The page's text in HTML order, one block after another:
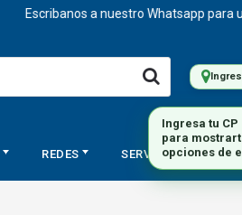
Escribanos a nuestro Whatsapp para un
REDES SERVICIOS